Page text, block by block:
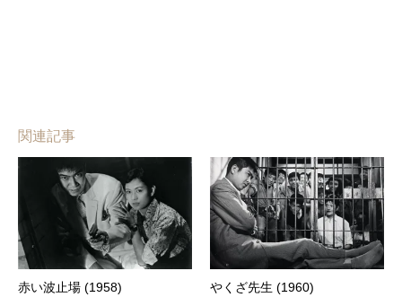
関連記事
赤い波止場 (1958) やくざ先生 (1960)